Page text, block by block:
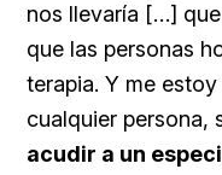
nos llevaría […]
que las personas
terapia. Y me
cualquier persona,
acudir a un